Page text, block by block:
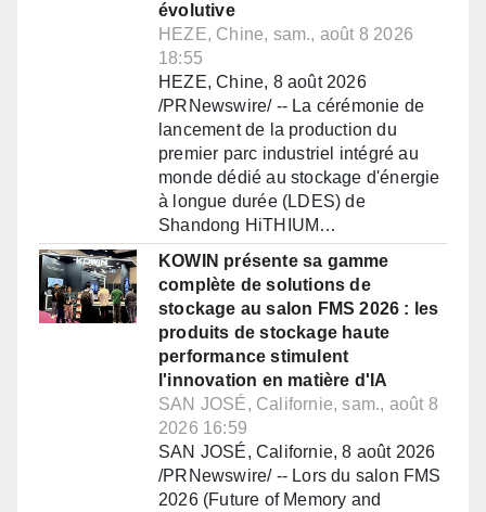
évolutive
HEZE, Chine, sam., août 8 2026
18:55
HEZE, Chine, 8 août 2026
/PRNewswire/ -- La cérémonie de
lancement de la production du
premier parc industriel intégré au
monde dédié au stockage d'énergie
à longue durée (LDES) de
Shandong HiTHIUM…
KOWIN présente sa gamme
complète de solutions de
stockage au salon FMS 2026 : les
produits de stockage haute
performance stimulent
l'innovation en matière d'IA
SAN JOSÉ, Californie, sam., août 8
2026 16:59
SAN JOSÉ, Californie, 8 août 2026
/PRNewswire/ -- Lors du salon FMS
2026 (Future of Memory and